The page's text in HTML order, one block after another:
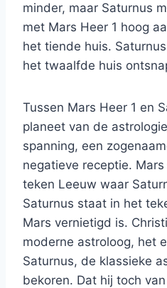
minder, maar Saturnus
met Mars Heer 1 hoog
het tiende huis.
het twaalfde huis
Tussen Mars Heer 1 en
planeet van de
spanning, een
negatieve receptie.
teken Leeuw waar
Saturnus staat in het
Mars vernietigd is.
moderne astroloog, het
Saturnus, de klassieke
bekoren. Dat hij toch